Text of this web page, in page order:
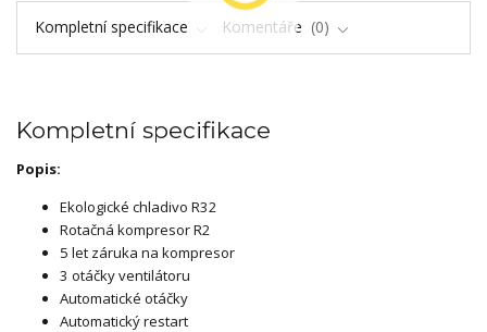
Kompletní specifikace Komentáře 0
Kompletní specifikace
Popis:
Ekologické chladivo R32
Rotačná kompresor R2
5 let záruka na kompresor
3 otáčky ventilátoru
Automatické otáčky
Automatický restart